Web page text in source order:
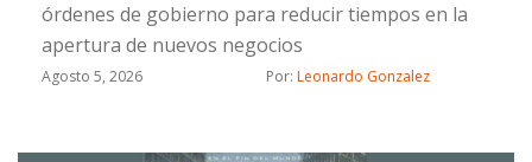
órdenes de gobierno para reducir tiempos en la
apertura de nuevos negocios
Agosto 5, 2026 Por: Leonardo Gonzalez